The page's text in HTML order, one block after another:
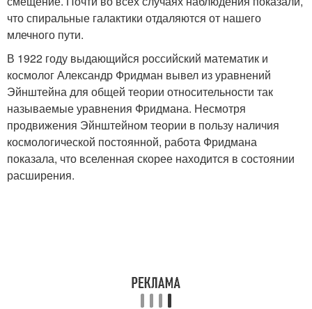
что спиральные галактики отдаляются от нашего
млечного пути.
В 1922 году выдающийся российский математик и
космолог Александр Фридман вывел из уравнений
Эйнштейна для общей теории относительности так
называемые уравнения Фридмана. Несмотря
продвижения Эйнштейном теории в пользу наличия
космологической постоянной, работа Фридмана
показала, что вселенная скорее находится в состоянии
расширения.